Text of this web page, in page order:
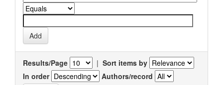
Results/Page | Sort items by
In order
Authors/record